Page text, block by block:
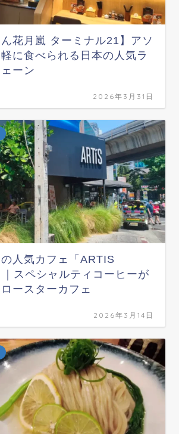
ん花月嵐 ターミナル21】アソ
に食べられる日本の人気ラ
ーン
2026年3月31日
人気カフェ「ARTIS
スペシャルティコーヒーが
ースターカフェ
2026年3月14日